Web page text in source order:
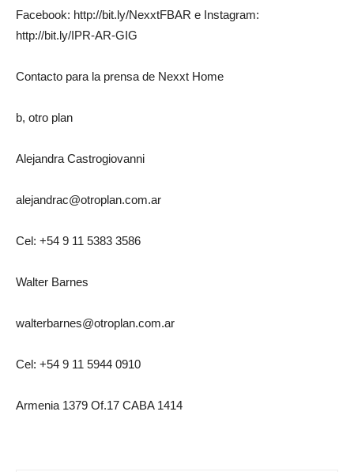
Facebook: http://bit.ly/NexxtFBAR e Instagram:
http://bit.ly/IPR-AR-GIG
Contacto para la prensa de Nexxt Home
b, otro plan
Alejandra Castrogiovanni
alejandrac@otroplan.com.ar
Cel: +54 9 11 5383 3586
Walter Barnes
walterbarnes@otroplan.com.ar
Cel: +54 9 11 5944 0910
Armenia 1379 Of.17 CABA 1414